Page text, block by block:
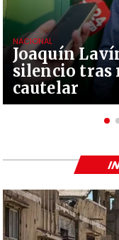
Joaquín
silencio tras
cautelar
NACIONAL